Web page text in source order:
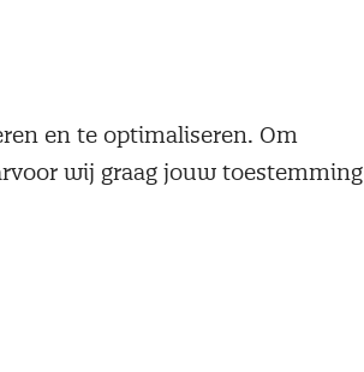
en te optimaliseren. Om
wij graag jouw toestemming